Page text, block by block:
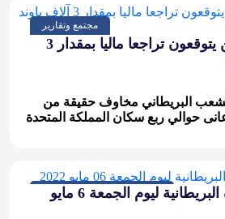
مجتمع وتقارير
%75 من البريطانيين يتوقعون تراجعا ماليا بمقدار 3
البريطاني مخاوف حقيقة من
عانى حوالي ربع سكان المملكة المتحدة
صحف بريطانية, مجتمع وتقارير
أبرز عناوين الصحف البريطانية ليوم الجمعة 6 مايو